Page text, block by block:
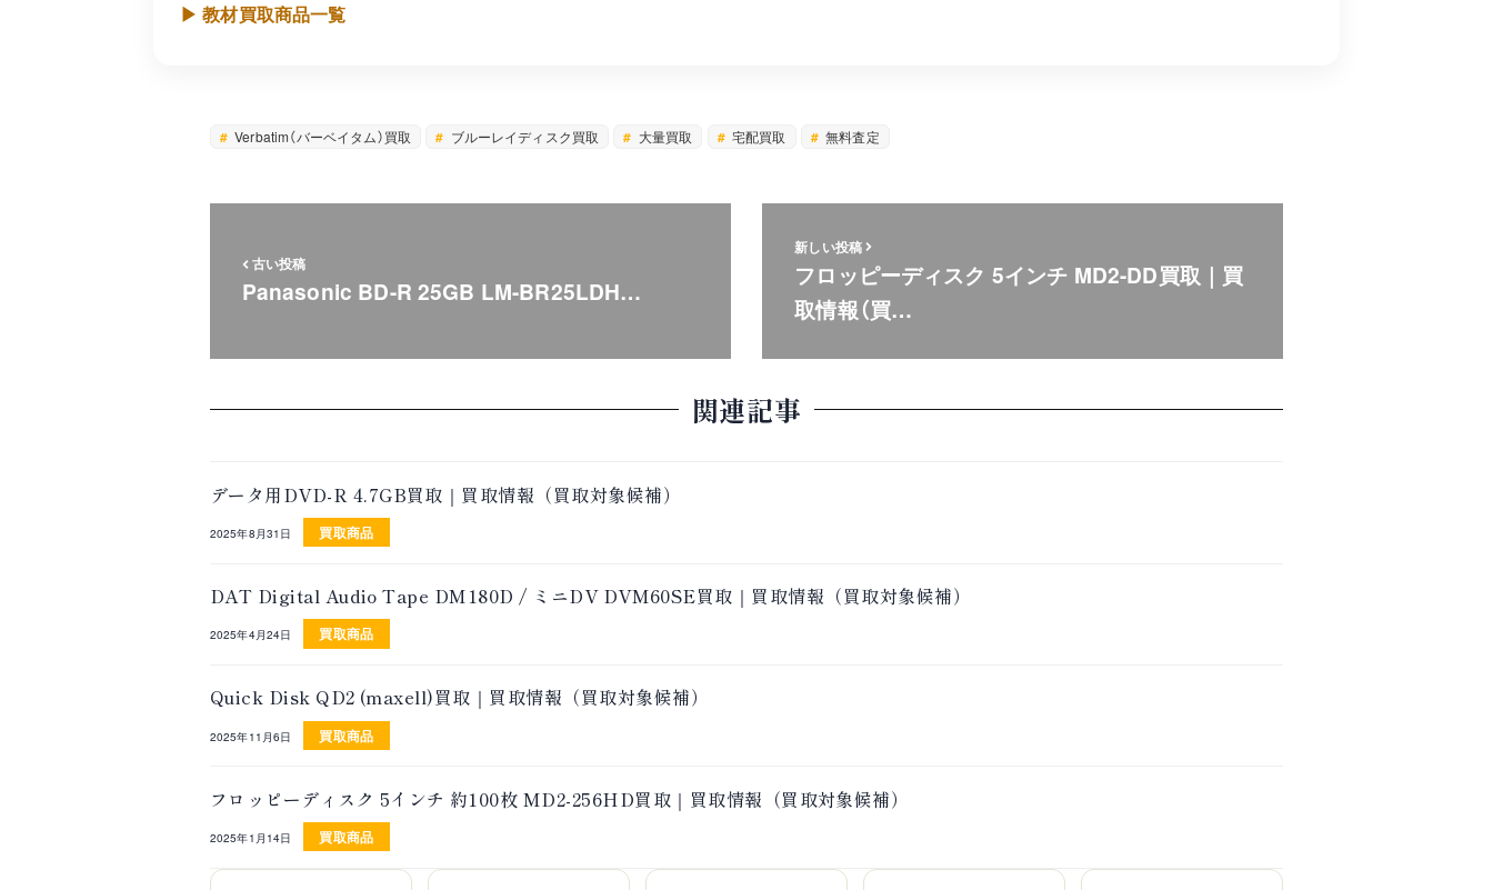
▶ 教材買取商品一覧
Verbatim（バーベイタム）買取 ブルーレイディスク買取 大量買取 宅配買取 無料査定
古い投稿
Panasonic BD-R 25GB LM-BR25LDH…
新しい投稿
フロッピーディスク 5インチ MD2-DD買取｜買
取情報（買…
関連記事
データ用DVD-R 4.7GB買取｜買取情報（買取対象候補）
2025年8月31日 買取商品
DAT Digital Audio Tape DM180D / ミニDV DVM60SE買取｜買取情報（買取対象候補）
2025年4月24日 買取商品
Quick Disk QD2 (maxell)買取｜買取情報（買取対象候補）
2025年11月6日 買取商品
フロッピーディスク 5インチ 約100枚 MD2-256HD買取｜買取情報（買取対象候補）
2025年1月14日 買取商品